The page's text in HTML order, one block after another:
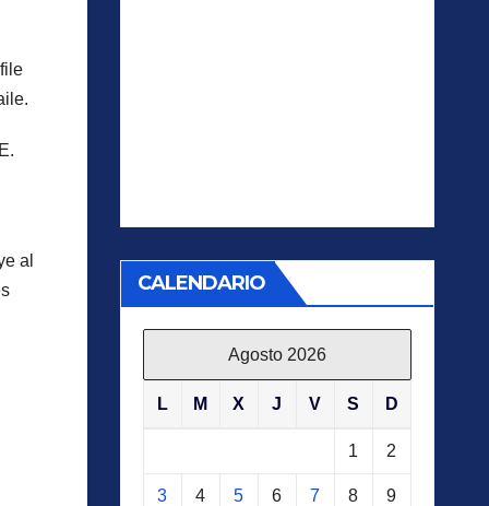
al
CALENDARIO
Agosto 2026
L M X J V S D
1 2
3 4 5 6 7 8 9